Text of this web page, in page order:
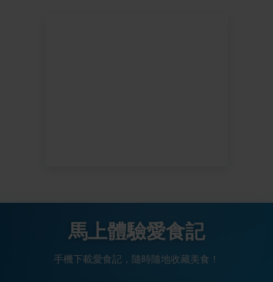
馬上體驗愛食記
手機下載愛食記，隨時隨地收藏美食！